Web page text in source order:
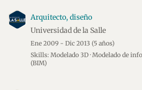
Arquitecto, diseño
Universidad de la Salle
Ene 2009 - Dic 2013 (5 años)
Skills: Modelado 3D · Modelado de
(BIM)